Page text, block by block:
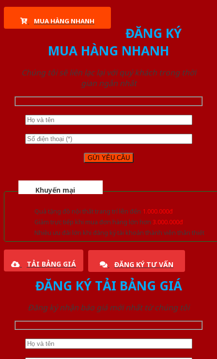
MUA HÀNG NHANH
ĐĂNG KÝ
MUA HÀNG NHANH
Chúng tôi sẽ liên lạc lại với quý khách trong thời
gian ngắn nhất
Khuyến mại
Quà tặng đồ nội thất trang trí lên đến 1.000.000đ
Giảm trực tiếp khi mua đơn hàng lớn hơn 3.000.000đ
Nhiều ưu đãi lớn khi đăng ký tài khoản thành viên thân thiết
TẢI BẢNG GIÁ ĐĂNG KÝ TƯ VẤN
ĐĂNG KÝ TẢI BẢNG GIÁ
Đăng ký nhận báo giá mới nhất từ chúng tôi